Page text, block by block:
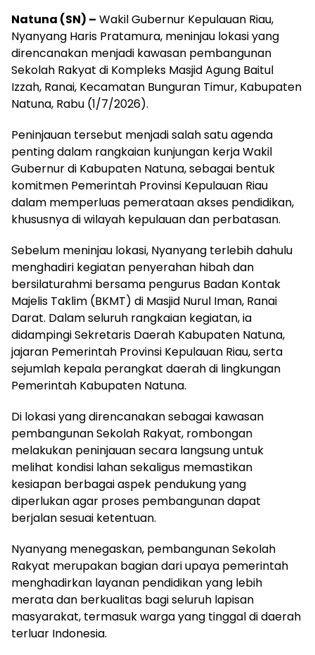
Natuna (SN) – Wakil Gubernur Kepulauan Riau,
Nyanyang Haris Pratamura, meninjau lokasi yang
direncanakan menjadi kawasan pembangunan
Sekolah Rakyat di Kompleks Masjid Agung Baitul
Izzah, Ranai, Kecamatan Bunguran Timur, Kabupaten
Natuna, Rabu (1/7/2026).
Peninjauan tersebut menjadi salah satu agenda
penting dalam rangkaian kunjungan kerja Wakil
Gubernur di Kabupaten Natuna, sebagai bentuk
komitmen Pemerintah Provinsi Kepulauan Riau
dalam memperluas pemerataan akses pendidikan,
khususnya di wilayah kepulauan dan perbatasan.
Sebelum meninjau lokasi, Nyanyang terlebih dahulu
menghadiri kegiatan penyerahan hibah dan
bersilaturahmi bersama pengurus Badan Kontak
Majelis Taklim (BKMT) di Masjid Nurul Iman, Ranai
Darat. Dalam seluruh rangkaian kegiatan, ia
didampingi Sekretaris Daerah Kabupaten Natuna,
jajaran Pemerintah Provinsi Kepulauan Riau, serta
sejumlah kepala perangkat daerah di lingkungan
Pemerintah Kabupaten Natuna.
Di lokasi yang direncanakan sebagai kawasan
pembangunan Sekolah Rakyat, rombongan
melakukan peninjauan secara langsung untuk
melihat kondisi lahan sekaligus memastikan
kesiapan berbagai aspek pendukung yang
diperlukan agar proses pembangunan dapat
berjalan sesuai ketentuan.
Nyanyang menegaskan, pembangunan Sekolah
Rakyat merupakan bagian dari upaya pemerintah
menghadirkan layanan pendidikan yang lebih
merata dan berkualitas bagi seluruh lapisan
masyarakat, termasuk warga yang tinggal di daerah
terluar Indonesia.